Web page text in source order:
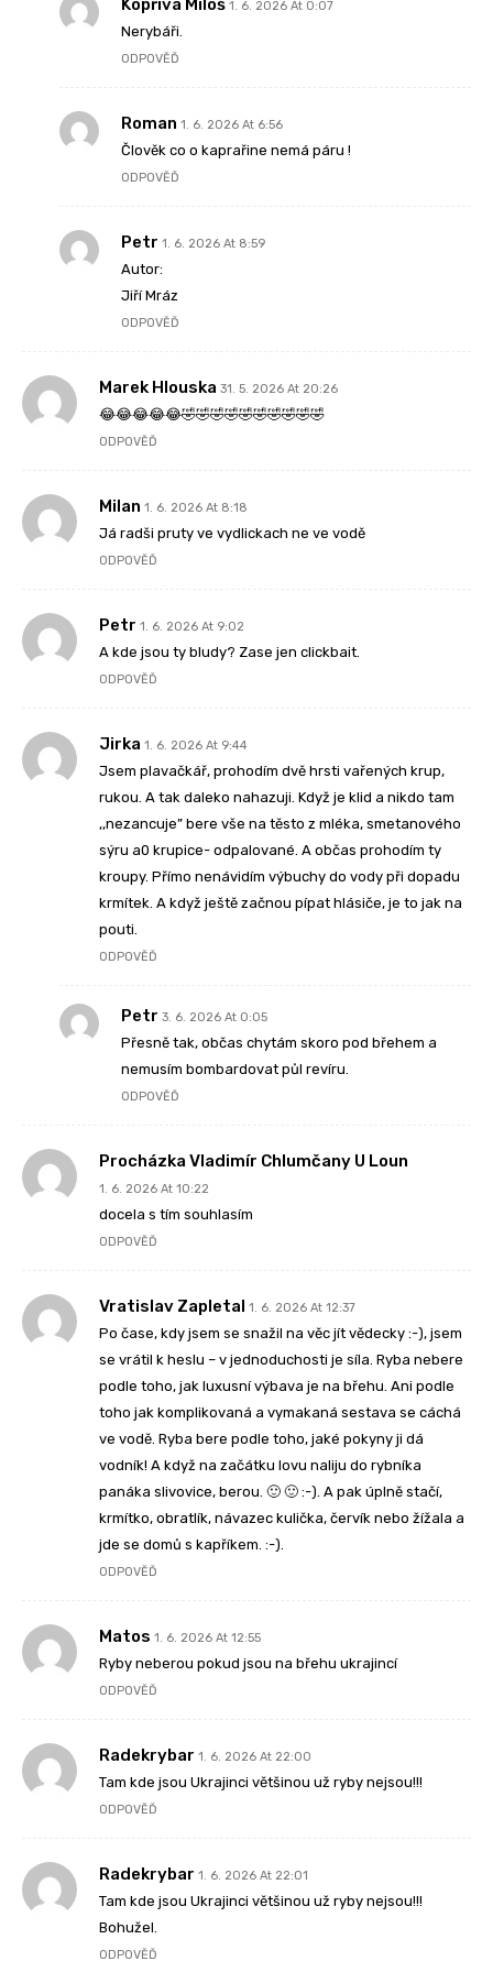
1. 6. 2026 At 0:07
Nerybáři.
ODPOVĚĎ
Roman 1. 6. 2026 At 6:56
Člověk co o kaprařine nemá páru !
ODPOVĚĎ
Petr 1. 6. 2026 At 8:59
Autor:
Jiří Mráz
ODPOVĚĎ
Marek Hlouska 31. 5. 2026 At 20:26
😂😂😂😂😂🤣🤣🤣🤣🤣🤣🤣🤣🤣🤣
ODPOVĚĎ
Milan 1. 6. 2026 At 8:18
Já radši pruty ve vydlickach ne ve vodě
ODPOVĚĎ
Petr 1. 6. 2026 At 9:02
A kde jsou ty bludy? Zase jen clickbait.
ODPOVĚĎ
Jirka 1. 6. 2026 At 9:44
Jsem plavačkář, prohodím dvě hrsti vařených krup,
rukou. A tak daleko nahazuji. Když je klid a nikdo tam
,,nezancuje” bere vše na těsto z mléka, smetanového
sýru a0 krupice- odpalované. A občas prohodím ty
kroupy. Přímo nenávidím výbuchy do vody při dopadu
krmítek. A když ještě začnou pípat hlásiče, je to jak na
pouti.
ODPOVĚĎ
Petr 3. 6. 2026 At 0:05
Přesně tak, občas chytám skoro pod břehem a
nemusím bombardovat půl revíru.
ODPOVĚĎ
Procházka Vladimír Chlumčany U Loun
1. 6. 2026 At 10:22
docela s tím souhlasím
ODPOVĚĎ
Vratislav Zapletal 1. 6. 2026 At 12:37
Po čase, kdy jsem se snažil na věc jít vědecky :-), jsem
se vrátil k heslu – v jednoduchosti je síla. Ryba nebere
podle toho, jak luxusní výbava je na břehu. Ani podle
toho jak komplikovaná a vymakaná sestava se cáchá
ve vodě. Ryba bere podle toho, jaké pokyny ji dá
vodník! A když na začátku lovu naliju do rybníka
panáka slivovice, berou. 🙂 🙂 :-). A pak úplně stačí,
krmítko, obratlík, návazec kulička, červík nebo žížala a
jde se domů s kapříkem. :-).
ODPOVĚĎ
Matos 1. 6. 2026 At 12:55
Ryby neberou pokud jsou na břehu ukrajincí
ODPOVĚĎ
Radekrybar 1. 6. 2026 At 22:00
Tam kde jsou Ukrajinci většinou už ryby nejsou!!!
ODPOVĚĎ
Radekrybar 1. 6. 2026 At 22:01
Tam kde jsou Ukrajinci většinou už ryby nejsou!!!
Bohužel.
ODPOVĚĎ